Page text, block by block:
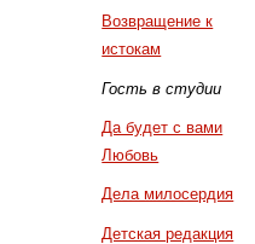
Возвращение к
истокам
Гость в студии
Да будет с вами
Любовь
Дела милосердия
Детская редакция